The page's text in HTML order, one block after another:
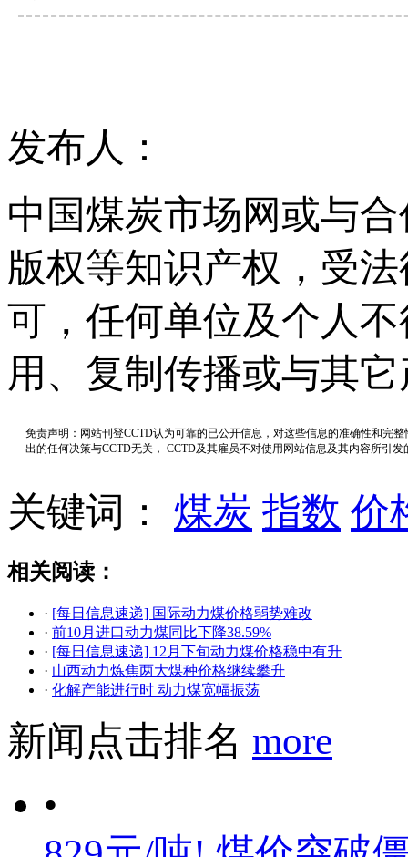
发布人：
中国煤炭市场网或与
版权等知识产权，受
可，任何单位及个人
用、复制传播或与其
免责声明：网站刊登CCTD认为可靠的已公开信息，对这些信息的准确性和完
出的任何决策与CCTD无关， CCTD及其雇员不对使用网站信息及其内容所引
关键词： 煤炭 指数 价
相关阅读：
· [每日信息速递] 国际动力煤价格弱势难改
· 前10月进口动力煤同比下降38.59%
· [每日信息速递] 12月下旬动力煤价格稳中有升
· 山西动力炼焦两大煤种价格继续攀升
· 化解产能进行时 动力煤宽幅振荡
新闻点击排名 more
•